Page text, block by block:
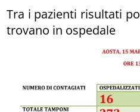
Tra i pazienti risultati
trovano in ospedale